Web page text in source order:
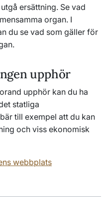
ersättning. Se vad
organ. I
du se vad som gäller för
upphör
upphör kan du ha
statliga
till exempel att du kan
och viss ekonomisk
webbplats